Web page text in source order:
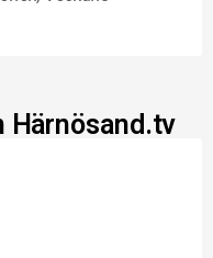
Härnösand.tv